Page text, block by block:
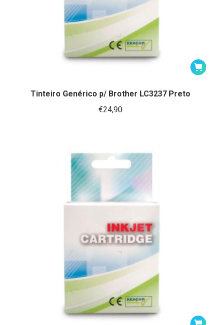
Tinteiro Genérico p/ Brother LC3237 Preto
€24,90